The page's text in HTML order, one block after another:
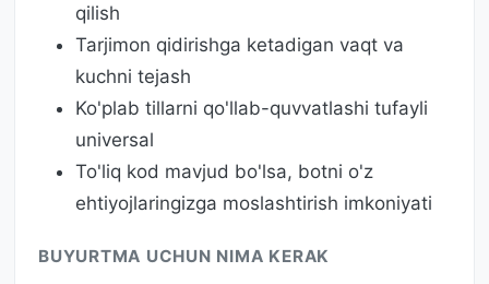
qilish
Tarjimon qidirishga ketadigan vaqt va
kuchni tejash
Ko'plab tillarni qo'llab-quvvatlashi tufayli
universal
To'liq kod mavjud bo'lsa, botni o'z
ehtiyojlaringizga moslashtirish imkoniyati
BUYURTMA UCHUN NIMA KERAK